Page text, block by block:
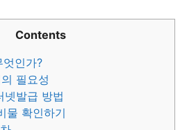
Contents
엇인가?
필요성
넷발급 방법
물 확인하기